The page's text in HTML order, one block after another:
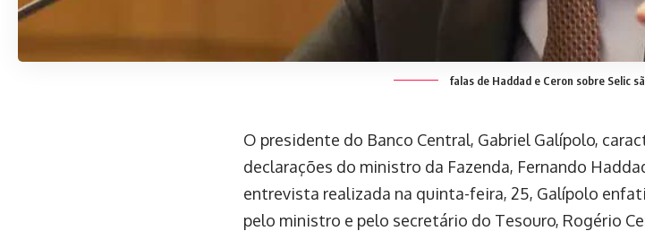
falas de Haddad e Ceron sobre Selic
O presidente do Banco Central, Gabriel Galípolo,
declarações do ministro da Fazenda, Fernando
entrevista realizada na quinta-feira, 25, Galípolo
pelo ministro e pelo secretário do Tesouro, Rogério